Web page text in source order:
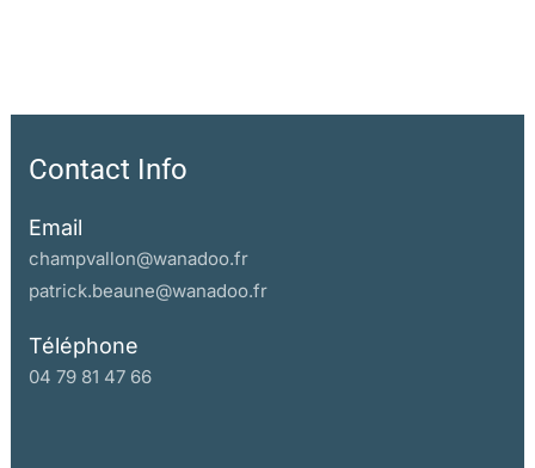
Contact Info
Email
champvallon@wanadoo.fr
patrick.beaune@wanadoo.fr
Téléphone
04 79 81 47 66